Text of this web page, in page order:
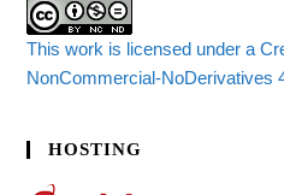
This work is licensed under a
NonCommercial-NoDerivatives
HOSTING